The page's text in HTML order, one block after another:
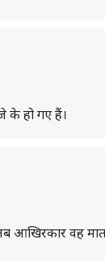
के हो गए हैं।
वह